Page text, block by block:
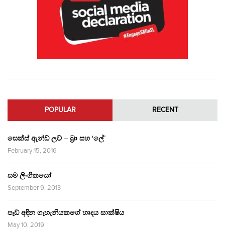
POPULAR RECENT
සෙක්ස් ඇන්ඩ් ලව් – බ්‍රා සහ ‘ලේ’
February 15, 2016
සම ලිංගිකයෝ
September 9, 2013
පෑඩ් අඳින ගැහැනියකගේ හෘදය සාක්ෂිය
May 10, 2019